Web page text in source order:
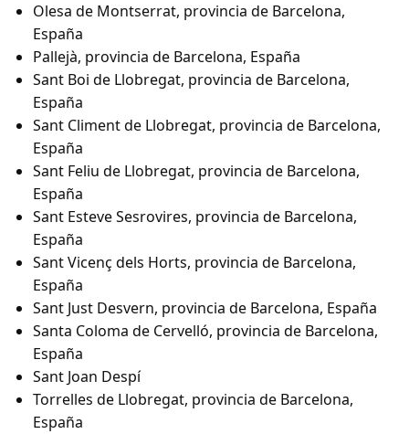
Olesa de Montserrat, provincia de Barcelona,
España
Pallejà, provincia de Barcelona, España
Sant Boi de Llobregat, provincia de Barcelona,
España
Sant Climent de Llobregat, provincia de Barcelona,
España
Sant Feliu de Llobregat, provincia de Barcelona,
España
Sant Esteve Sesrovires, provincia de Barcelona,
España
Sant Vicenç dels Horts, provincia de Barcelona,
España
Sant Just Desvern, provincia de Barcelona, España
Santa Coloma de Cervelló, provincia de Barcelona,
España
Sant Joan Despí
Torrelles de Llobregat, provincia de Barcelona,
España